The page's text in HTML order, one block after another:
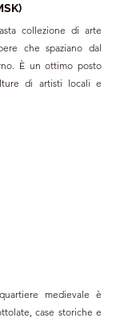
collezione di arte
che spaziano dal
È un ottimo posto
di artisti locali e
medievale è
case storiche e